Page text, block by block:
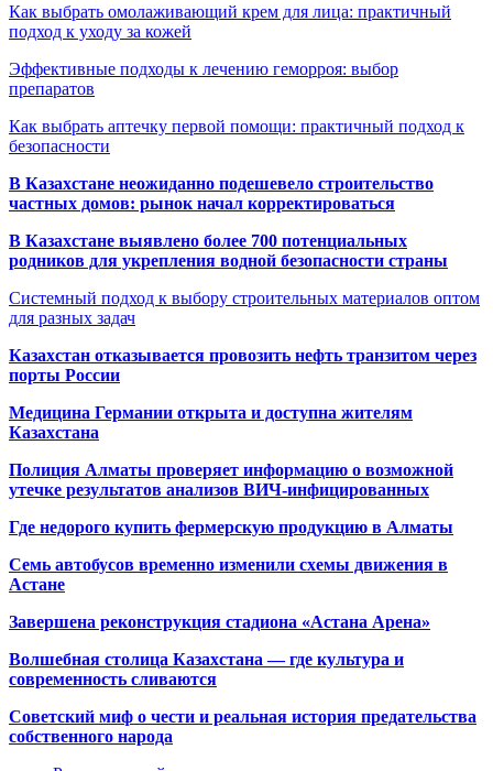
Как выбрать омолаживающий крем для лица: практичный
подход к уходу за кожей
Эффективные подходы к лечению геморроя: выбор
препаратов
Как выбрать аптечку первой помощи: практичный подход к
безопасности
В Казахстане неожиданно подешевело строительство
частных домов: рынок начал корректироваться
В Казахстане выявлено более 700 потенциальных
родников для укрепления водной безопасности страны
Системный подход к выбору строительных материалов оптом
для разных задач
Казахстан отказывается провозить нефть транзитом через
порты России
Медицина Германии открыта и доступна жителям
Казахстана
Полиция Алматы проверяет информацию о возможной
утечке результатов анализов ВИЧ-инфицированных
Где недорого купить фермерскую продукцию в Алматы
Семь автобусов временно изменили схемы движения в
Астане
Завершена реконструкция стадиона «Астана Арена»
Волшебная столица Казахстана — где культура и
современность сливаются
Советский миф о чести и реальная история предательства
собственного народа